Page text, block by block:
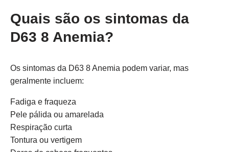
Quais são os sintomas da
D63 8 Anemia?
Os sintomas da D63 8 Anemia podem variar, mas
geralmente incluem:
Fadiga e fraqueza
Pele pálida ou amarelada
Respiração curta
Tontura ou vertigem